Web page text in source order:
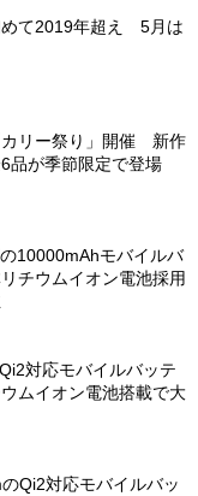
めて2019年超え 5月は
カリー祭り」開催 新作
品が季節限定で登場
10000mAhモバイルバ
チウムイオン電池採用
対応モバイルバッテ
ムイオン電池搭載で大
Qi2対応モバイルバッ